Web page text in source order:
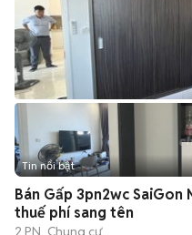
Tin nổi bật
Bán Gấp 3pn2wc
thuế phí sang tên
2 PN Chung cư